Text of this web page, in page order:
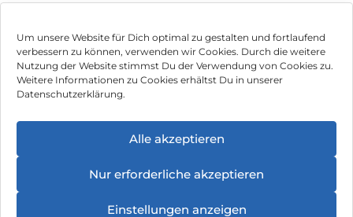
Um unsere Website für Dich optimal zu gestalten und fortlaufend
verbessern zu können, verwenden wir Cookies. Durch die weitere
Nutzung der Website stimmst Du der Verwendung von Cookies zu.
Weitere Informationen zu Cookies erhältst Du in unserer
Datenschutzerklärung.
Alle akzeptieren
Nur erforderliche akzeptieren
Einstellungen anzeigen
Impressum
Hinweis zur Batterieentsorgung